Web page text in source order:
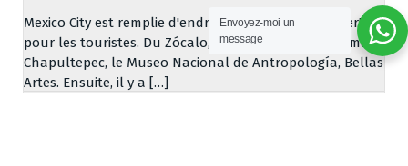
Mexico City est remplie d'endroits "à ne pas manquer"
pour les touristes. Du Zócalo, en passant par Reforma,
Chapultepec, le Museo Nacional de Antropología, Bellas
Artes. Ensuite, il y a […]
Envoyez-moi un
message